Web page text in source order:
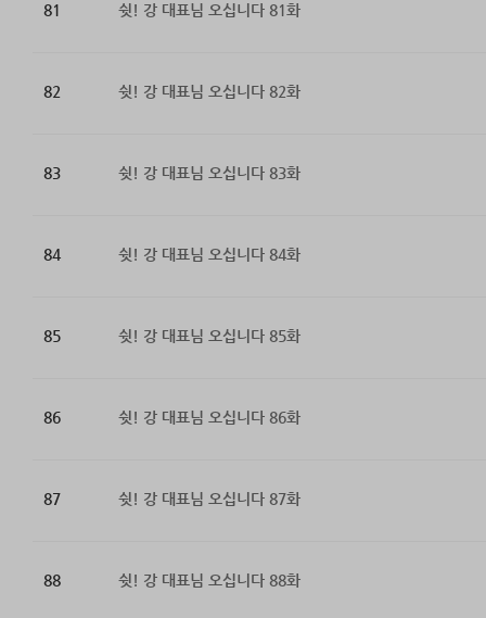
81 쉿! 강 대표님 오십니다 81화
82 쉿! 강 대표님 오십니다 82화
83 쉿! 강 대표님 오십니다 83화
84 쉿! 강 대표님 오십니다 84화
85 쉿! 강 대표님 오십니다 85화
86 쉿! 강 대표님 오십니다 86화
87 쉿! 강 대표님 오십니다 87화
88 쉿! 강 대표님 오십니다 88화